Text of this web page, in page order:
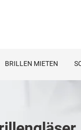
BRILLEN MIETEN